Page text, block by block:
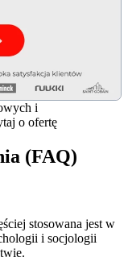
i
o ofertę
(FAQ)
stosowana jest w
i socjologii